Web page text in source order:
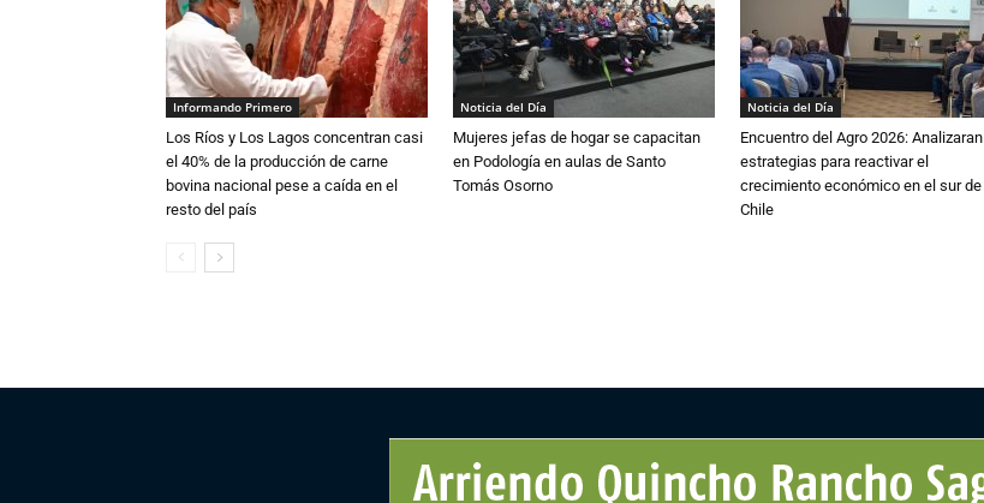
Informando Primero
Los Ríos y Los Lagos concentran casi
el 40% de la producción de carne
bovina nacional pese a caída en el
resto del país
Noticia del Día
Mujeres jefas de hogar se capacitan
en Podología en aulas de Santo
Tomás Osorno
Noticia del Día
Encuentro del Agro 2026: Analizaran
estrategias para reactivar el
crecimiento económico en el sur de
Chile